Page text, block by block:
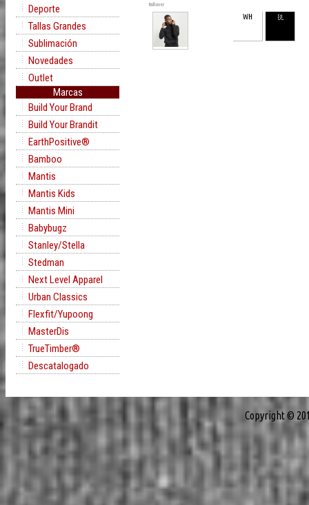
Deporte
Tallas Grandes
Sublimación
Novedades
Outlet
Marcas
Build Your Brand
Build Your Brandit
EarthPositive®
Bamboo
Mantis
Mantis Kids
Mantis Mini
Babybugz
Stanley/Stella
Stedman
Next Level Apparel
Urban Classics
Flexfit/Yupoong
MasterDis
TrueTimber®
Descatalogado
Rollover
WH BL
Copyright ©